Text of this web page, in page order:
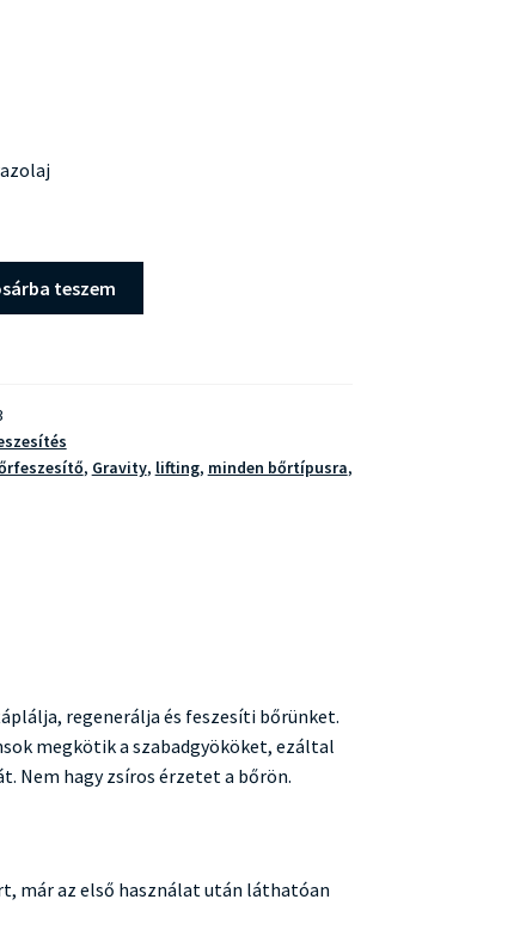
teszem
, Gravity, lifting, minden bőrtípusra,
regenerálja és feszesíti bőrünket.
megkötik a szabadgyököket, ezáltal
Nem hagy zsíros érzetet a bőrön.
már az első használat után láthatóan